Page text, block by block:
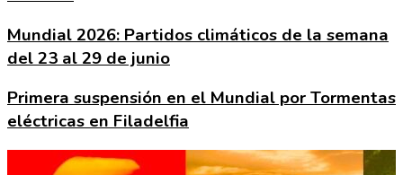
Mundial 2026: Partidos climáticos de la semana
del 23 al 29 de junio
Primera suspensión en el Mundial por Tormentas
eléctricas en Filadelfia